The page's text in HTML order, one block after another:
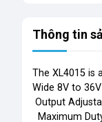
Thông tin
The XL4015 is
Wide 8V to
 Output
 Maximum